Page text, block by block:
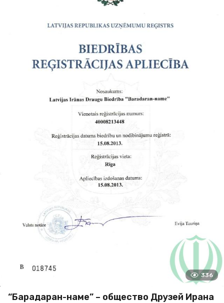
336
“Барадаран-наме” – общество Друзей Ирана